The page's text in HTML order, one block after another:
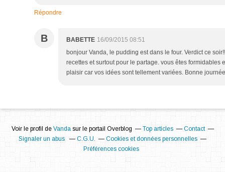
Répondre
B BABETTE 16/09/2015 08:51
bonjour Vanda, le pudding est dans le four. Verdict ce
recettes et surtout pour le partage. vous êtes formidables
plaisir car vos idées sont tellement variées. Bonne
Voir le profil de Vanda sur le portail Overblog Top articles
Contact
Signaler un abus
C.G.U.
Cookies et données personnelles
Préférences cookies